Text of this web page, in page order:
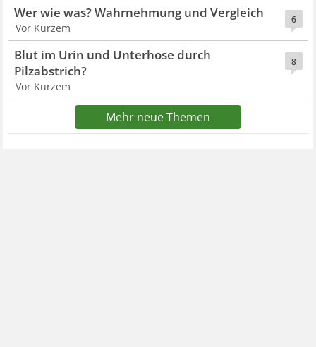
6
Wer wie was? Wahrnehmung und Vergleich
Vor Kurzem
8
Blut im Urin und Unterhose durch
Pilzabstrich?
Vor Kurzem
Mehr neue Themen